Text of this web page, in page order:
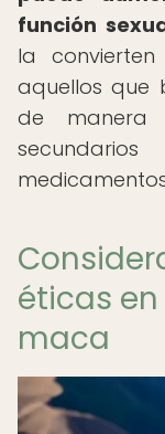
función
la
aquellos que
de
éticas
maca